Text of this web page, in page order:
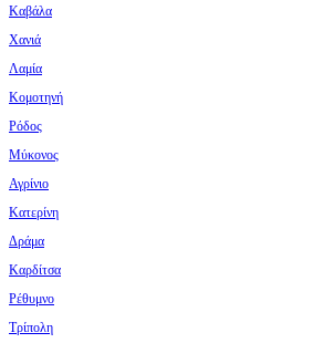
Καβάλα
Χανιά
Λαμία
Κομοτηνή
Ρόδος
Μύκονος
Αγρίνιο
Κατερίνη
Δράμα
Καρδίτσα
Ρέθυμνο
Τρίπολη